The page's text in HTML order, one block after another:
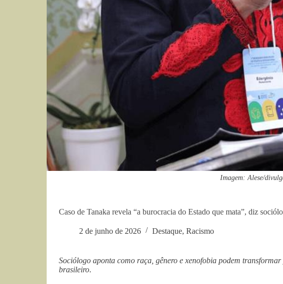
Imagem: Alese/
Caso de Tanaka revela “a burocracia do Estado que mata”, diz
2 de junho de 2026 Destaque, Racismo
Sociólogo aponta como raça, gênero e xenofobia podem
brasileiro.